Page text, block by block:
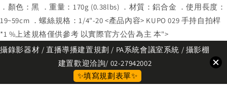
．顏色：黑 ．重量：170g (0.38lbs) ．材質：鋁合金 ．使用長度：
19~59cm ．螺絲規格：1/4"-20 <產品內容> KUPO 029 手持自拍桿
*1 %上述規格僅供參考 以實際官方公告為主 本">
攝錄影器材 / 直播導播建置規劃 / PA系統會議室系統 / 攝影棚
建置歡迎洽詢/ 02-27942002
✨填寫規劃表單✨